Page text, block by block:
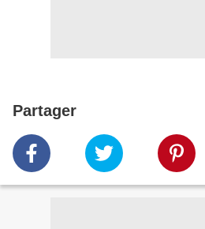
Partager